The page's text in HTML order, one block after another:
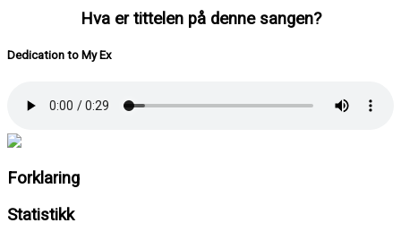
Hva er tittelen på denne sangen?
Dedication to My Ex
Forklaring
Statistikk